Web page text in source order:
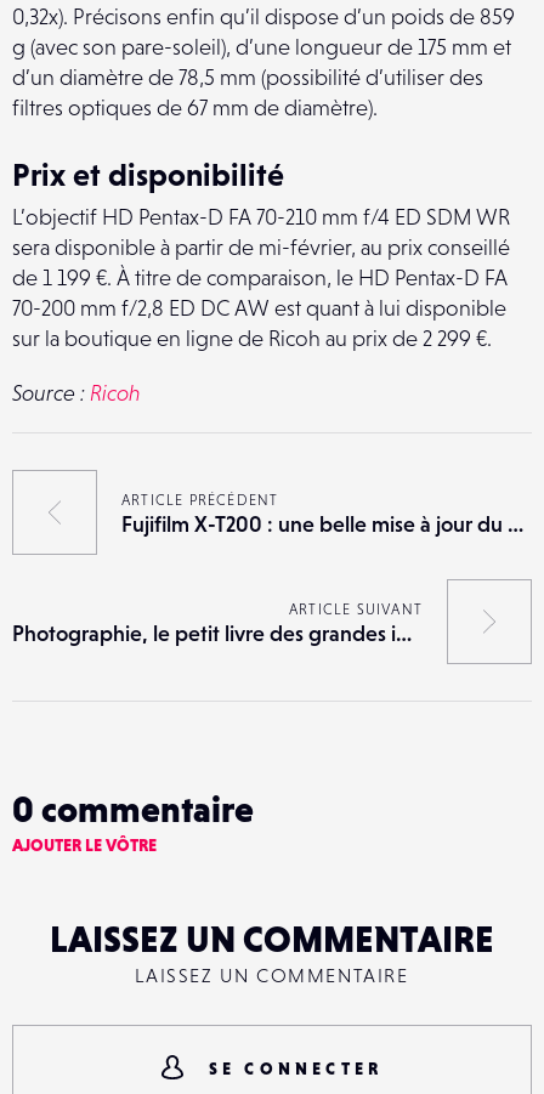
0,32x). Précisons enfin qu’il dispose d’un poids de 859
g (avec son pare-soleil), d’une longueur de 175 mm et
d’un diamètre de 78,5 mm (possibilité d’utiliser des
filtres optiques de 67 mm de diamètre).
Prix et disponibilité
L’objectif HD Pentax-D FA 70-210 mm f/4 ED SDM WR
sera disponible à partir de mi-février, au prix conseillé
de 1 199 €. À titre de comparaison, le HD Pentax-D FA
70-200 mm f/2,8 ED DC AW est quant à lui disponible
sur la boutique en ligne de Ricoh au prix de 2 299 €.
Source : Ricoh
ARTICLE PRÉCÉDENT
Fujifilm X-T200 : une belle mise à jour du X-T100
ARTICLE SUIVANT
Photographie, le petit livre des grandes inspirations par Lorna Yabsley
0 commentaire
AJOUTER LE VÔTRE
LAISSEZ UN COMMENTAIRE
LAISSEZ UN COMMENTAIRE
SE CONNECTER